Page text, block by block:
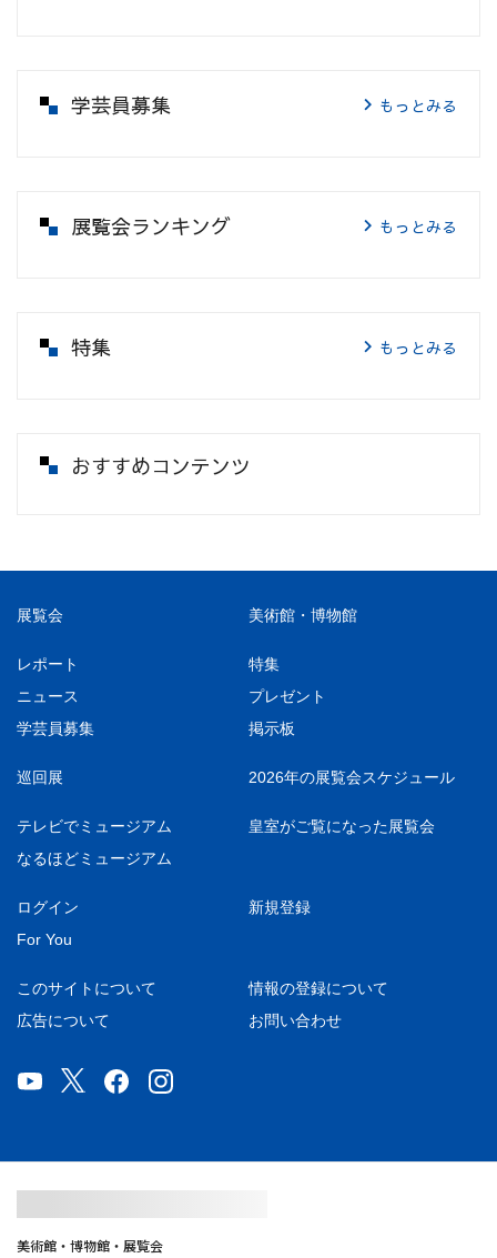
学芸員募集 もっとみる
展覧会ランキング もっとみる
特集 もっとみる
おすすめコンテンツ
展覧会 美術館・博物館
レポート
特集
ニュース
プレゼント
学芸員募集
掲示板
巡回展 2026年の展覧会スケジュール
テレビでミュージアム
皇室がご覧になった展覧会
なるほどミュージアム
ログイン
新規登録
For You
このサイトについて
情報の登録について
広告について
お問い合わせ
美術館・博物館・展覧会